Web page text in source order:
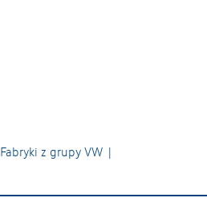
Fabryki z grupy VW